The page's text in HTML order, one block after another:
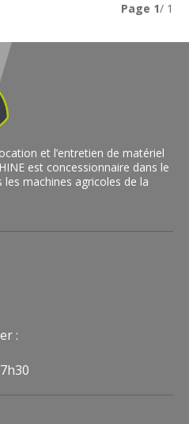
Page 1/ 1
et l’entretien de matériel
est concessionnaire dans le
machines agricoles de la
: